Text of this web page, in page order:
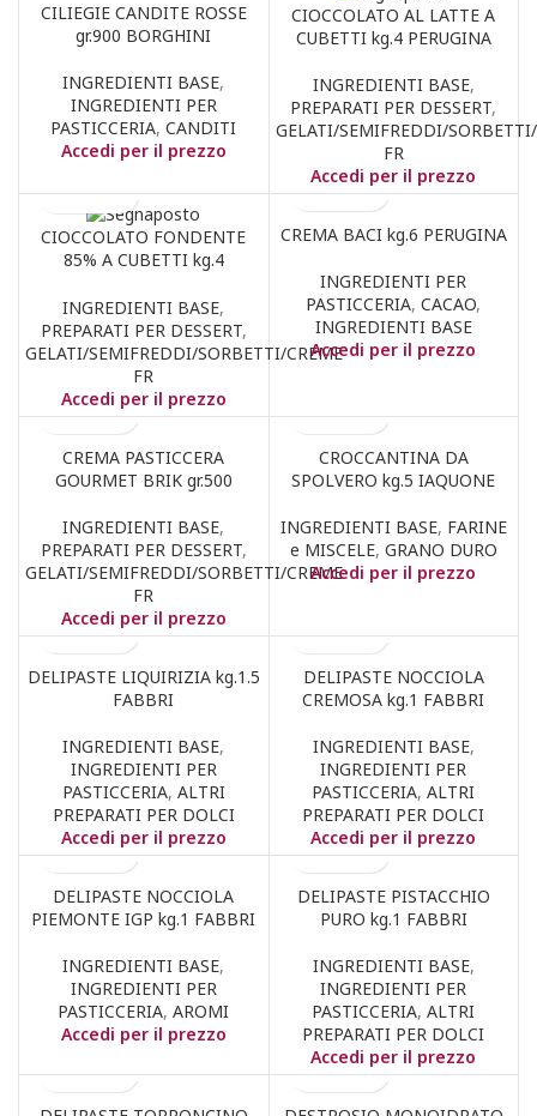
CILIEGIE CANDITE ROSSE
gr.900 BORGHINI
INGREDIENTI BASE,
INGREDIENTI PER
PASTICCERIA,CANDITI
Accedi per il prezzo
CIOCCOLATO AL LATTE A
CUBETTI kg.4 PERUGINA
INGREDIENTI BASE,
PREPARATI PER DESSERT,
GELATI/SEMIFREDDI/
FR
Accedi per il prezzo
CIOCCOLATO FONDENTE
85% A CUBETTI kg.4
INGREDIENTI BASE,
PREPARATI PER DESSERT,
GELATI/SEMIFREDDI/SORBETTI/CREME
FR
Accedi per il prezzo
CREMA BACI kg.6 PERUGINA
INGREDIENTI PER
PASTICCERIA,CACAO,
INGREDIENTI BASE
Accedi per il prezzo
CREMA PASTICCERA
GOURMET BRIK gr.500
INGREDIENTI BASE,
PREPARATI PER DESSERT,
GELATI/SEMIFREDDI/SORBETTI/CREME
FR
Accedi per il prezzo
CROCCANTINA DA
SPOLVERO kg.5 IAQUONE
INGREDIENTI BASE, FARINE
e MISCELE, GRANO DURO
Accedi per il prezzo
DELIPASTE LIQUIRIZIA kg.1.5
FABBRI
INGREDIENTI BASE,
INGREDIENTI PER
PASTICCERIA, ALTRI
PREPARATI PER DOLCI
Accedi per il prezzo
DELIPASTE NOCCIOLA
CREMOSA kg.1 FABBRI
INGREDIENTI BASE,
INGREDIENTI PER
PASTICCERIA,ALTRI
PREPARATI PER DOLCI
Accedi per il prezzo
DELIPASTE NOCCIOLA
PIEMONTE IGP kg.1 FABBRI
INGREDIENTI BASE,
INGREDIENTI PER
PASTICCERIA,AROMI
Accedi per il prezzo
DELIPASTE PISTACCHIO
PURO kg.1 FABBRI
INGREDIENTI BASE,
INGREDIENTI PER
PASTICCERIA,ALTRI
PREPARATI PER DOLCI
Accedi per il prezzo